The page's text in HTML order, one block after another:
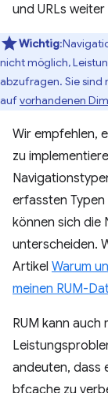
und URLs
Wichtig
nicht möglich,
abzufragen. Sie sind
aufvorhandenen
Wir empfehlen,
zu
erfassten
können sich die
unterscheiden.
Artikel Warum
meinen RUM-
RUM kann auch
andeuten, dass
bfcache zu